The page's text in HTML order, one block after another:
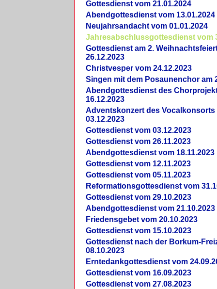
Gottesdienst vom 21.01.2024
Abendgottesdienst vom 13.01.2024
Neujahrsandacht vom 01.01.2024
Jahresabschlussgottesdienst vom
Gottesdienst am 2.
26.12.2023
Christvesper vom 24.12.2023
Singen mit dem Posaunenchor am
Abendgottesdienst des
16.12.2023
Adventskonzert des Vocalkonsorts
03.12.2023
Gottesdienst vom 03.12.2023
Gottesdienst vom 26.11.2023
Abendgottesdienst vom 18.11.2023
Gottesdienst vom 12.11.2023
Gottesdienst vom 05.11.2023
Reformationsgottesdienst vom
Gottesdienst vom 29.10.2023
Abendgottesdienst vom 21.10.2023
Friedensgebet vom 20.10.2023
Gottesdienst vom 15.10.2023
Gottesdienst nach der Borkum-
08.10.2023
Erntedankgottesdienst vom
Gottesdienst vom 16.09.2023
Gottesdienst vom 27.08.2023